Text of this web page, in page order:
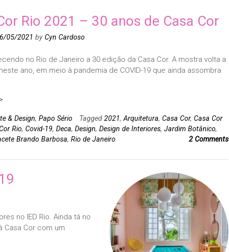
Rio 2021 – 30 anos de Casa Cor
05/2021 by Cyn Cardoso
no Rio de Janeiro a 30 edição da Casa Cor. A mostra volta a
ano, em meio à pandemia de COVID-19 que ainda assombra
& Design, Papo Sério Tagged 2021, Arquitetura, Casa Cor, Casa Cor
Rio, Covid-19, Deca, Design, Design de Interiores, Jardim Botânico,
Brando Barbosa, Rio de Janeiro 2 Comments
no IED Rio. Ainda tá no
Casa Cor com um